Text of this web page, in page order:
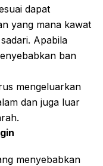
dapat
yang mana kawat
Apabila
ban
mengeluarkan
dan juga luar
menyebabkan